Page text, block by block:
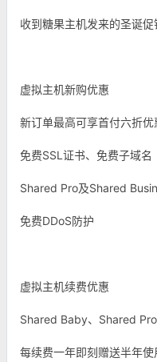
收到糖果主机发来的圣诞促
虚拟主机新购优惠
新订单最高可享首付六折优
免费SSL证书、免费子域名
Shared Pro及Shared
免费DDoS防护
虚拟主机续费优惠
Shared Baby、Shared
每续费一年即刻赠送半年使